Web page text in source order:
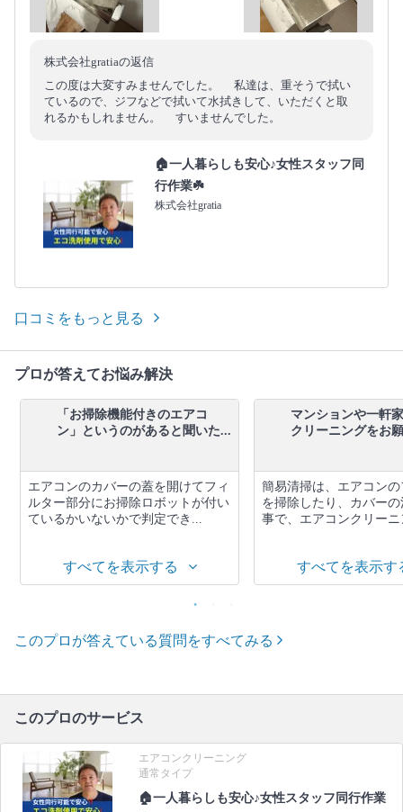
株式会社gratiaの返信
この度は大変すみませんでした。 私達は、重そうで拭い
ているので、ジフなどで拭いて水拭きして、いただくと取
れるかもしれません。 すいませんでした。
🏠一人暮らしも安心♪女性スタッフ同
行作業☘️
株式会社gratia
口コミをもっと見る
プロが答えてお悩み解決
「お掃除機能付きのエアコ
ン」というのがあると聞いた...
エアコンのカバーの蓋を開けてフィ
ルター部分にお掃除ロボットが付い
ているかいないかで判定でき...
すべてを表示する
マンションや一軒
クリーニングをお
簡易清掃は、エアコン
を掃除したり、カバー
事で、エアコンクリー
すべてを表示す
このプロが答えている質問をすべてみる
このプロのサービス
エアコンクリーニング
通常タイプ
🏠一人暮らしも安心♪女性スタッフ同行作業